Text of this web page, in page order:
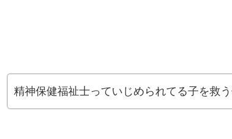
精神保健福祉士っていじめられてる子を救う